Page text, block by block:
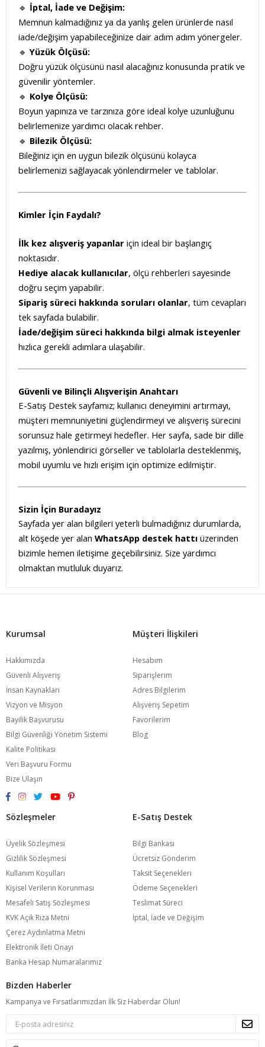
🔹 İptal, İade ve Değişim:
Memnun kalmadığınız ya da yanlış gelen ürünlerde nasıl
iade/değişim yapabileceğinize dair adım adım yönergeler.
🔹Yüzük Ölçüsü:
Doğru yüzük ölçüsünü nasıl alacağınız konusunda pratik ve
güvenilir yöntemler.
🔹 Kolye Ölçüsü:
Boyun yapınıza ve tarzınıza göre ideal kolye uzunluğunu
belirlemenize yardımcı olacak rehber.
🔹 Bilezik Ölçüsü:
Bileğiniz için en uygun bilezik ölçüsünü kolayca
belirlemenizi sağlayacak yönlendirmeler ve tablolar.
Kimler İçin Faydalı?
İlk kez alışveriş yapanlar için ideal bir başlangıç
noktasıdır.
Hediye alacak kullanıcılar, ölçü rehberleri sayesinde
doğru seçim yapabilir.
Sipariş süreci hakkında soruları olanlar, tüm cevapları
tek sayfada bulabilir.
İade/değişim süreci hakkında bilgi almak isteyenler
hızlıca gerekli adımlara ulaşabilir.
Güvenli ve Bilinçli Alışverişin Anahtarı
E-Satış Destek sayfamız; kullanıcı deneyimini artırmayı,
müşteri memnuniyetini güçlendirmeyi ve alışveriş sürecini
sorunsuz hale getirmeyi hedefler. Her sayfa, sade bir dille
yazılmış, yönlendirici görseller ve tablolarla desteklenmiş,
mobil uyumlu ve hızlı erişim için optimize edilmiştir.
Sizin İçin Buradayız
Sayfada yer alan bilgileri yeterli bulmadığınız durumlarda,
alt köşede yer alan WhatsApp destek hattı üzerinden
bizimle hemen iletişime geçebilirsiniz. Size yardımcı
olmaktan mutluluk duyarız.
Kurumsal
Hakkımızda
Güvenli Alışveriş
İnsan Kaynakları
Vizyon ve Misyon
Bayilik Başvurusu
Bilgi Güvenliği Yönetim Sistemi
Kalite Politikası
Veri Başvuru Formu
Bize Ulaşın
Müşteri İlişkileri
Hesabım
Siparişlerim
Adres Bilgilerim
Alışveriş Sepetim
Favorilerim
Blog
Sözleşmeler
Üyelik Sözleşmesi
Gizlilik Sözleşmesi
Kullanım Koşulları
Kişisel Verilerin Korunması
Mesafeli Satış Sözleşmesi
KVK Açık Rıza Metni
Çerez Aydınlatma Metni
Elektronik İleti Onayı
Banka Hesap Numaralarımız
E-Satış Destek
Bilgi Bankası
Ücretsiz Gönderim
Taksit Seçenekleri
Ödeme Seçenekleri
Teslimat Süreci
İptal, İade ve Değişim
Bizden Haberler
Kampanya ve Fırsatlarımızdan İlk Siz Haberdar Olun!